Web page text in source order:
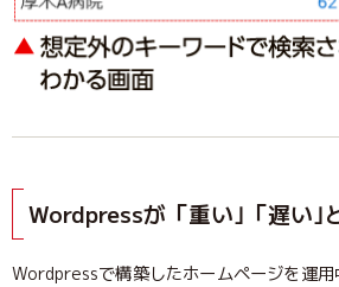
Wordpressが「重い｣「遅い｣
Wordpressで構築したホームページを運